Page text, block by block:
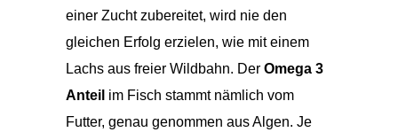
einer Zucht zubereitet, wird nie den
gleichen Erfolg erzielen, wie mit einem
Lachs aus freier Wildbahn. Der Omega 3
Anteil im Fisch stammt nämlich vom
Futter, genau genommen aus Algen. Je